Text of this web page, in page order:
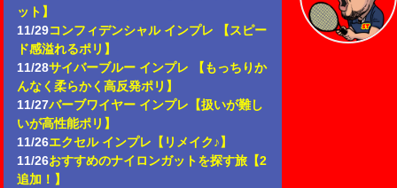
ット】
11/29コンフィデンシャル インプレ 【スピー
ド感溢れるポリ】
11/28サイバーブルー インプレ 【もっちりか
んなく柔らかく高反発ポリ】
11/27バーブワイヤー インプレ【扱いが難し
いが高性能ポリ】
11/26エクセル インプレ【リメイク♪】
11/26おすすめのナイロンガットを探す旅【2
追加！】